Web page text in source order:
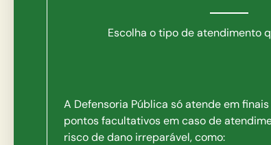
Escolha o tipo de atendimento
A Defensoria Pública só atende em
pontos facultativos em caso de
risco de dano irreparável, como: